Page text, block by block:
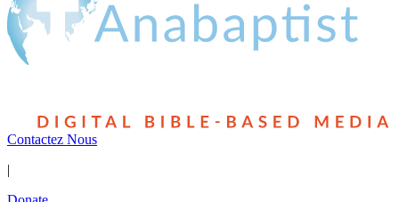
Contactez Nous
|